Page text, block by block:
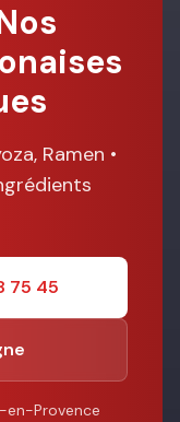
Ramen •
75 45
en-Provence